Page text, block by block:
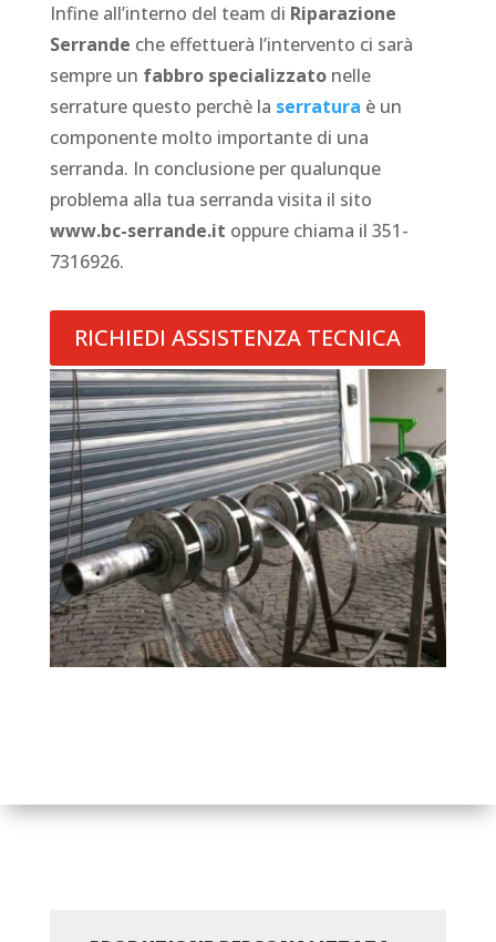
Infine all’interno del team di Riparazione
Serrande che effettuerà l’intervento ci sarà
sempre un fabbro specializzatonelle
serrature questo perchè la serratura è un
componente molto importante di una
serranda. In conclusione per qualunque
problema alla tua serranda visita il sito
www.bc-serrande.it oppure chiama il 351-
7316926.
RICHIEDI ASSISTENZA TECNICA